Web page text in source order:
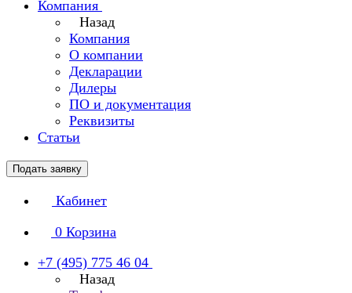
Компания
Назад
Компания
О компании
Декларации
Дилеры
ПО и документация
Реквизиты
Статьи
Подать заявку
Кабинет
0 Корзина
+7 (495) 775 46 04
Назад